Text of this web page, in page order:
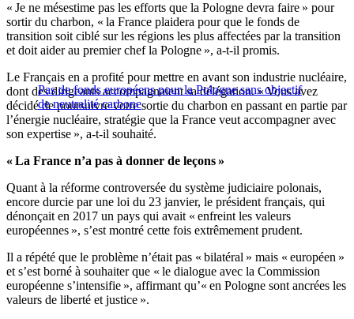
« Je ne mésestime pas les efforts que la Pologne devra faire » pour
sortir du charbon, « la France plaidera pour que le fonds de
transition soit ciblé sur les régions les plus affectées par la transition
et doit aider au premier chef la Pologne », a-t-il promis.
Pas de fonds européens pour la Pologne sans objectif
de neutralité carbone
Le Français en a profité pour mettre en avant son industrie nucléaire,
dont des dirigeants accompagnaient sa délégation. « Vous avez
décidé de poursuivre votre sortie du charbon en passant en partie par
l’énergie nucléaire, stratégie que la France veut accompagner avec
son expertise », a-t-il souhaité.
« La France n’a pas à donner de leçons »
Quant à la réforme controversée du système judiciaire polonais,
encore durcie par une loi du 23 janvier, le président français, qui
dénonçait en 2017 un pays qui avait « enfreint les valeurs
européennes », s’est montré cette fois extrêmement prudent.
Il a répété que le problème n’était pas « bilatéral » mais « européen »
et s’est borné à souhaiter que « le dialogue avec la Commission
européenne s’intensifie », affirmant qu’« en Pologne sont ancrées les
valeurs de liberté et justice ».